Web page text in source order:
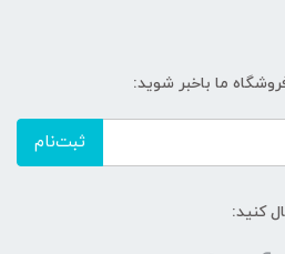
ما باخبر شوید:
ثبت‌نام
کنید: